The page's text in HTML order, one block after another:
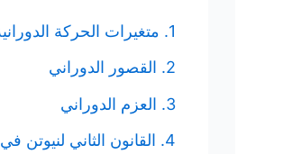
1. متغيرات الحركة الدورانية
2. القصور الدوراني
3. العزم الدوراني
4. القانون الثاني لنيوتن في